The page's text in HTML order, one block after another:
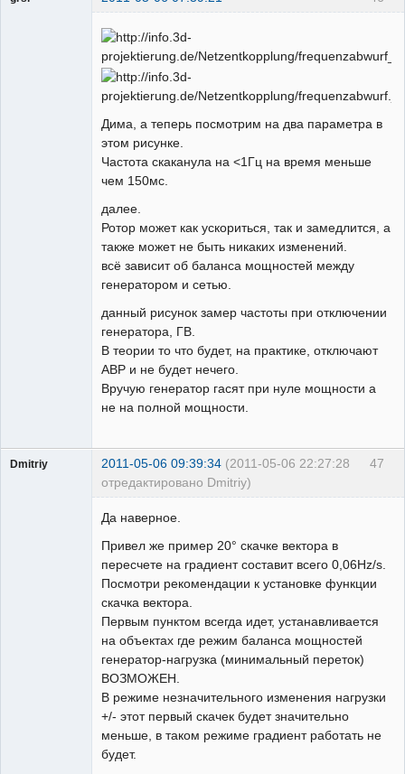
Дима, а теперь посмотрим на два параметра в
этом рисунке.
Частота скаканула на <1Гц на время меньше
чем 150мс.
далее.
Ротор может как ускориться, так и замедлится, а
также может не быть никаких изменений.
всё зависит об баланса мощностей между
генератором и сетью.
данный рисунок замер частоты при отключении
генератора, ГВ.
В теории то что будет, на практике, отключают
АВР и не будет нечего.
Вручую генератор гасят при нуле мощности а
не на полной мощности.
47
Dmitriy 2011-05-06 09:39:34 (2011-05-06 22:27:28
отредактировано Dmitriy)
Да наверное.
Привел же пример 20° скачке вектора в
пересчете на градиент составит всего 0,06Hz/s.
Посмотри рекомендации к установке функции
скачка вектора.
Первым пунктом всегда идет, устанавливается
на объектах где режим баланса мощностей
генератор-нагрузка (минимальный переток)
ВОЗМОЖЕН.
В режиме незначительного изменения нагрузки
+/- этот первый скачек будет значительно
меньше, в таком режиме градиент работать не
будет.